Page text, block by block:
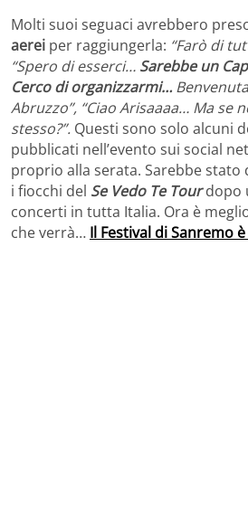
Molti suoi seguaci avrebbero
aerei per raggiungerla: “Farò di
“Spero di esserci… Sarebbe un
Cerco di organizzarmi…
Abruzzo”, “Ciao Arisaaaa… Ma se
stesso?”. Questi sono solo alcuni
pubblicati nell’evento sui social
proprio alla serata. Sarebbe stato
i fiocchi del Se Vedo Te Tourdopo
concerti in tutta Italia. Ora è
che verrà… Il Festival di Sanremo